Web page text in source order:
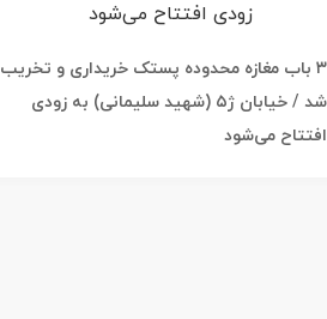
۳ باب مغازه محدوده پستک خریداری و تخریب
شد / خیابان ژ۵ (شهید سلیمانی) به زودی
افتتاح می‌شود